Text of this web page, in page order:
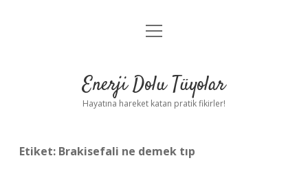
Anasayfa
Yasal Uyarı
menüyü
Enerji Dolu Tüyolar
Hayatına hareket katan pratik fikirler!
Etiket: Brakisefali ne demek tıp